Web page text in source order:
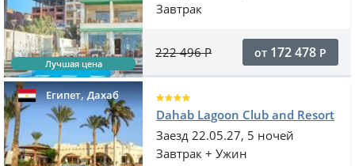
Лучшая цена
Завтрак
222 496Р от 172 478 Р
Египет,Дахаб
Dahab Lagoon Club and Resort
Заезд 22.05.27, 5 ночей
Завтрак + Ужин